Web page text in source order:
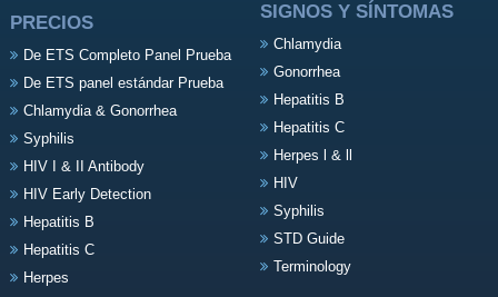
PRECIOS
De ETS Completo Panel Prueba
De ETS panel estándar Prueba
Chlamydia & Gonorrhea
Syphilis
HIV I & II Antibody
HIV Early Detection
Hepatitis B
Hepatitis C
Herpes
SIGNOS Y SÍNTOMAS
Chlamydia
Gonorrhea
Hepatitis B
Hepatitis C
Herpes l & ll
HIV
Syphilis
STD Guide
Terminology